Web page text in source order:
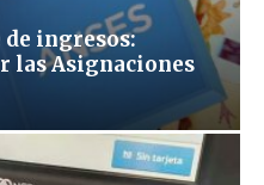
de ingresos:
las Asignaciones